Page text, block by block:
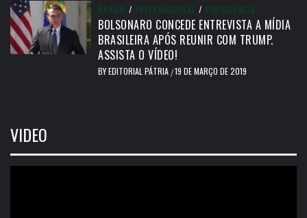
BRASIL / INTERNACIONAL / PRESIDÊNCIA
BOLSONARO CONCEDE ENTREVISTA A MÍDIA
BRASILEIRA APÓS REUNIR COM TRUMP.
ASSISTA O VÍDEO!
BYEDITORIAL PÁTRIA /19 DE MARÇO DE 2019
VIDEO